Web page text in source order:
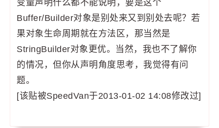
变量声明什么都不能说明，要是这个
Buffer/Builder对象是别处来又到别处去呢？若
果对象生命周期就在方法区，那当然是
StringBuilder对象更优。当然，我也不了解你
的情况，但你从声明角度思考，我觉得有问
题。
[该贴被SpeedVan于2013-01-02 14:08修改过]